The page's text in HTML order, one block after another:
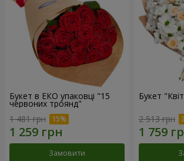
Букет в ЕКО упаковці "15
червоних троянд"
1 481 грн
Замовити
Букет
2 513 грн